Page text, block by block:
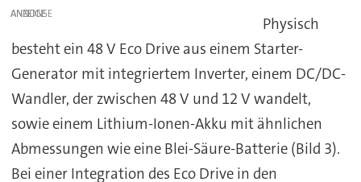
ANZEIGE
Physisch
besteht ein 48 V Eco Drive aus einem Starter-
Generator mit integriertem Inverter, einem DC/DC-
Wandler, der zwischen 48 V und 12 V wandelt,
sowie einem Lithium-Ionen-Akku mit ähnlichen
Abmessungen wie eine Blei-Säure-Batterie (Bild 3).
Bei einer Integration des Eco Drive in den